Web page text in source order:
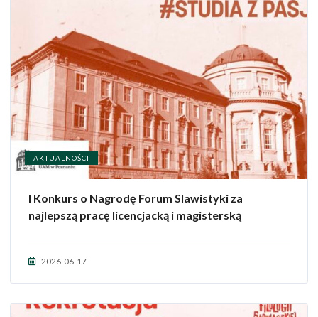
AKTUALNOŚCI
I Konkurs o Nagrodę Forum Slawistyki za
najlepszą pracę licencjacką i magisterską
2026-06-17